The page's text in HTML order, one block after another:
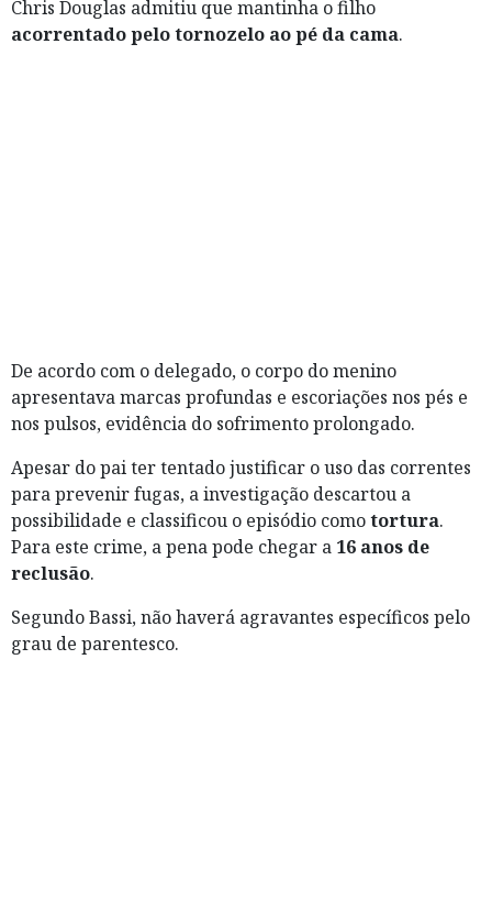
Chris Douglas admitiu que mantinha o filho
acorrentado pelo tornozelo ao pé da cama.
De acordo com o delegado, o corpo do menino
apresentava marcas profundas e escoriações nos pés e
nos pulsos, evidência do sofrimento prolongado.
Apesar do pai ter tentado justificar o uso das correntes
para prevenir fugas, a investigação descartou a
possibilidade e classificou o episódio comotortura.
Para este crime, a pena pode chegar a 16 anos de
reclusão.
Segundo Bassi, não haverá agravantes específicos pelo
grau de parentesco.